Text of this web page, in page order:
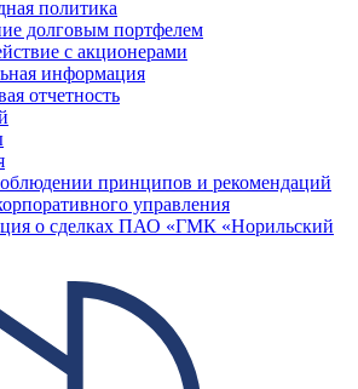
политика
долговым портфелем
с акционерами
информация
отчетность
принципов и рекомендаций
управления
о сделках ПАО «ГМК «Норильский